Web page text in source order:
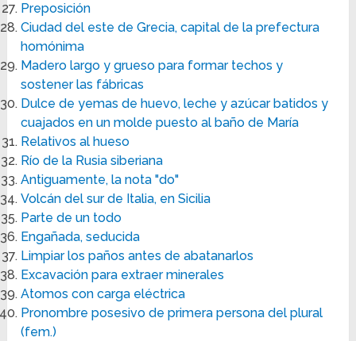
Preposición
Ciudad del este de Grecia, capital de la prefectura
homónima
Madero largo y grueso para formar techos y
sostener las fábricas
Dulce de yemas de huevo, leche y azúcar batidos y
cuajados en un molde puesto al baño de María
Relativos al hueso
Río de la Rusia siberiana
Antiguamente, la nota "do"
Volcán del sur de Italia, en Sicilia
Parte de un todo
Engañada, seducida
Limpiar los paños antes de abatanarlos
Excavación para extraer minerales
Atomos con carga eléctrica
Pronombre posesivo de primera persona del plural
(fem.)